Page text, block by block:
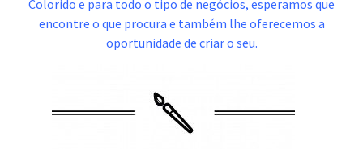
Colorido e para todo o tipo de negócios, esperamos que
encontre o que procura e também lhe oferecemos a
oportunidade de criar o seu.